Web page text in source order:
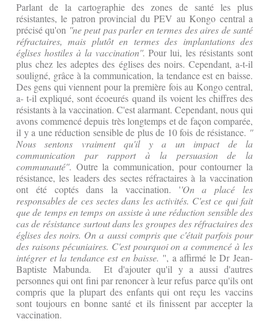
Parlant de la cartographie des zones de santé les plus
résistantes, le patron provincial du PEV au Kongo central a
précisé qu'on ''ne peut pas parler en termes des aires de santé
réfractaires, mais plutôt en termes des implantations des
églises hostiles à la vaccination''. Pour lui, les résistants sont
plus chez les adeptes des églises des noirs. Cependant, a-t-il
souligné, grâce à la communication, la tendance est en baisse.
Des gens qui viennent pour la première fois au Kongo central,
a- t-il expliqué, sont écoeurés quand ils voient les chiffres des
résistants à la vaccination. C'est alarmant. Cependant, nous qui
avons commencé depuis très longtemps et de façon comparée,
il y a une réduction sensible de plus de 10 fois de résistance. ''
Nous sentons vraiment qu'il y a un impact de la
communication par rapport à la persuasion de la
communauté''. Outre la communication, pour contourner la
résistance, les leaders des sectes réfractaires à la vaccination
ont été coptés dans la vaccination. ''On a placé les
responsables de ces sectes dans les activités. C'est ce qui fait
que de temps en temps on assiste à une réduction sensible des
cas de résistance surtout dans les groupes des réfractaires des
églises des noirs. On a aussi compris que c'était parfois pour
des raisons pécuniaires. C'est pourquoi on a commencé à les
intégrer et la tendance est en baisse. '', a affirmé le Dr Jean-
Baptiste Mabunda. Et d'ajouter qu'il y a aussi d'autres
personnes qui ont fini par renoncer à leur refus parce qu'ils ont
compris que la plupart des enfants qui ont reçu les vaccins
sont toujours en bonne santé et ils finissent par accepter la
vaccination.